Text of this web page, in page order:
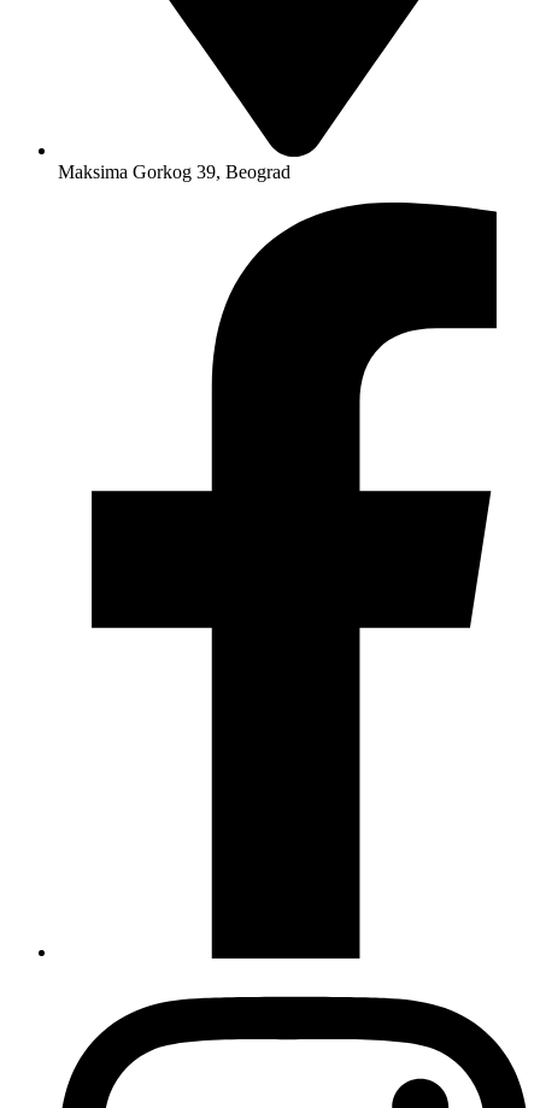
Maksima Gorkog 39, Beograd